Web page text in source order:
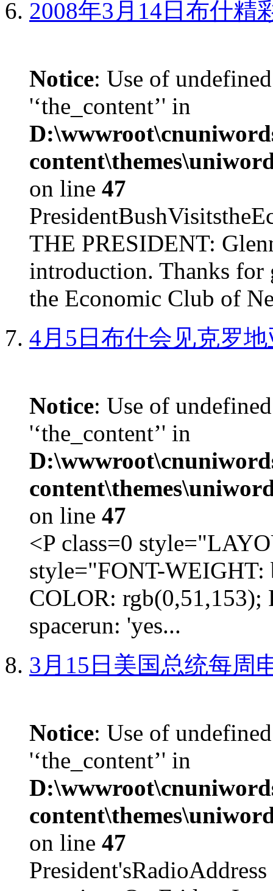
2008年3月14日布什精
Notice: Use of
'‘the_content’' in
on line 47
THE PRESIDENT:
introduction. Thanks for
the Economic Club of
4月5日布什会见克罗
Notice: Use of
'‘the_content’' in
on line 47
<P class=0
style="FONT-
COLOR:
spacerun: 'yes...
3月15日美国总统每周
Notice: Use of
'‘the_content’' in
on line 47